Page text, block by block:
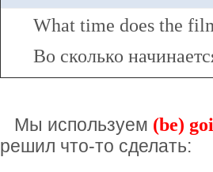
What time does the
Во сколько
Мы используем (be)
решил что-то сделать: